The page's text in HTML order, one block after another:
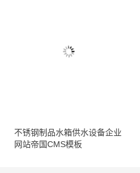
不锈钢制品水箱供水设备企业
网站帝国CMS模板